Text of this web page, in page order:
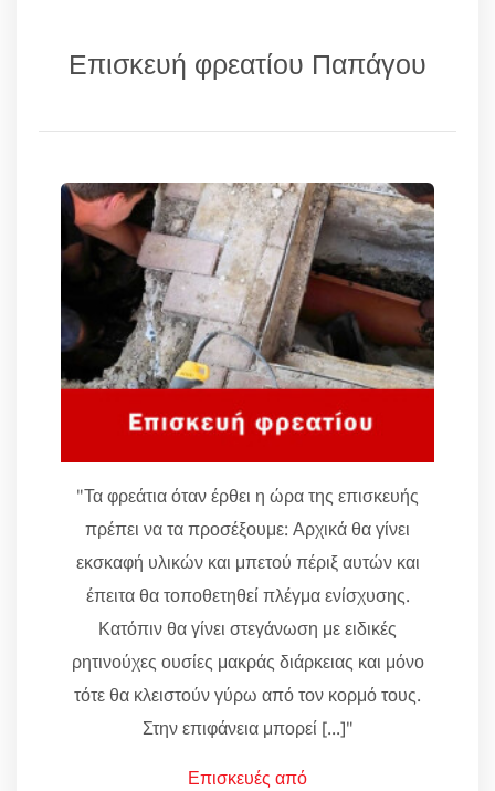
Επισκευή φρεατίου Παπάγου
"Τα φρεάτια όταν έρθει η ώρα της επισκευής
πρέπει να τα προσέξουμε: Αρχικά θα γίνει
εκσκαφή υλικών και μπετού πέριξ αυτών και
έπειτα θα τοποθετηθεί πλέγμα ενίσχυσης.
Κατόπιν θα γίνει στεγάνωση με ειδικές
ρητινούχες ουσίες μακράς διάρκειας και μόνο
τότε θα κλειστούν γύρω από τον κορμό τους.
Στην επιφάνεια μπορεί [...]"
Επισκευές από